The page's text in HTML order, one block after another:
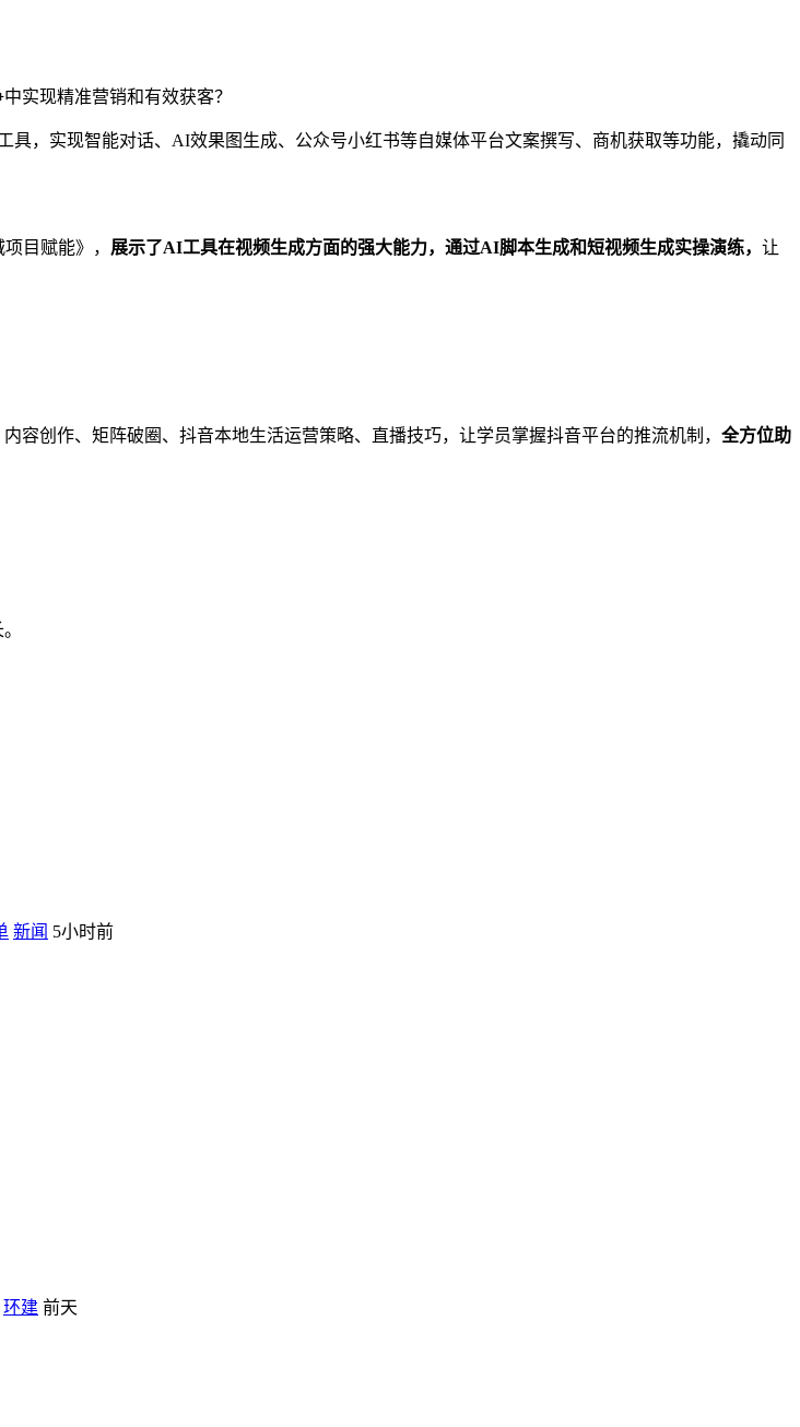
实现精准营销和有效获客？
实现智能对话、AI效果图生成、公众号小红书等自媒体平台文案撰写、商机获取等功能，撬动同
目赋能》， 展示了AI工具在视频生成方面的强大能力，通过AI脚本生成和短视频生成实操演练， 让
创作、矩阵破圈、抖音本地生活运营策略、直播技巧，让学员掌握抖音平台的推流机制， 全方位助
新闻 5小时前
环建 前天